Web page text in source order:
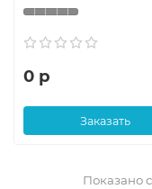
0 р
Заказать
Показано с